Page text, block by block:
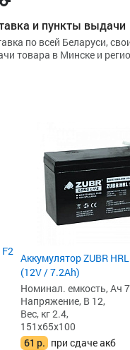
и пункты выдачи
по всей Беларуси,
товара в Минске и
Аккумулятор ZUBR
(12V / 7.2Ah)
Номинал. емкость, Ач
Напряжение, В 12,
Вес, кг 2.4,
151x65x100
61 р. при сдаче акб